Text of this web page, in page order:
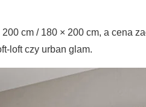
cm / 180 × 200 cm, a cena
loft czy urban glam.